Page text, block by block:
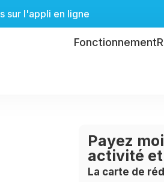
sur l'appli en ligne
Fonctionnement
Payez
activité
La carte de